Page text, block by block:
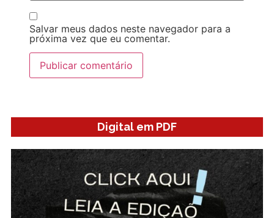
Salvar meus dados neste navegador para a
próxima vez que eu comentar.
Digital em PDF